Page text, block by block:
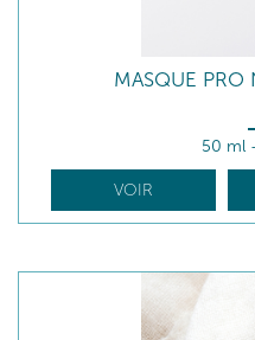
MASQUE
50 ml
VOIR